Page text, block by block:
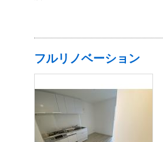
フルリノベーション